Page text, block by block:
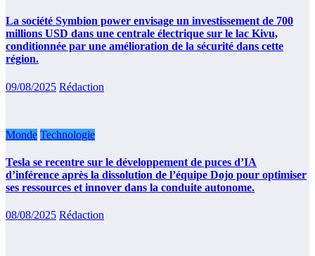
La société Symbion power envisage un investissement de 700
millions USD dans une centrale électrique sur le lac Kivu,
conditionnée par une amélioration de la sécurité dans cette
région.
09/08/2025 Rédaction
Monde Technologie
Tesla se recentre sur le développement de puces d’IA
d’inférence après la dissolution de l’équipe Dojo pour optimiser
ses ressources et innover dans la conduite autonome.
08/08/2025 Rédaction